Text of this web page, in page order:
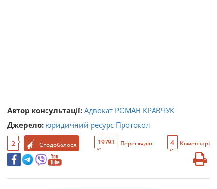
Автор консультації: Адвокат РОМАН КРАВЧУК
Джерело: юридичний ресурс Протокол
2 Сподобалося 19793 Переглядів 4 Коментарі